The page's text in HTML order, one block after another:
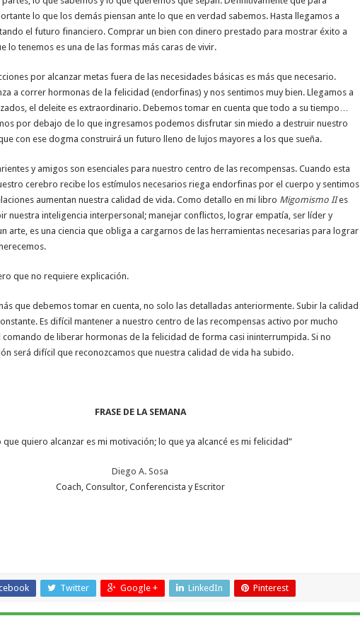
lo que los demás piensan ante lo que en verdad sabemos. Hasta llegamos a
el futuro financiero. Comprar un bien con dinero prestado para mostrar éxito a
lo tenemos es una de las formas más caras de vivir.
por alcanzar metas fuera de las necesidades básicas es más que necesario.
a correr hormonas de la felicidad (endorfinas) y nos sentimos muy bien. Llegamos a
el deleite es extraordinario. Debemos tomar en cuenta que todo a su tiempo…
por debajo de lo que ingresamos podemos disfrutar sin miedo a destruir nuestro
con ese dogma construirá un futuro lleno de lujos mayores a los que sueña.
y amigos son esenciales para nuestro centro de las recompensas. Cuando esta
cerebro recibe los estímulos necesarios riega endorfinas por el cuerpo y sentimos
aumentan nuestra calidad de vida. Como detallo en mi libro Migomismo IIes
nuestra inteligencia interpersonal; manejar conflictos, lograr empatía, ser líder y
arte, es una ciencia que obliga a cargarnos de las herramientas necesarias para lograr
que no requiere explicación.
que debemos tomar en cuenta, no solo las detalladas anteriormente. Subir la calidad
Es difícil mantener a nuestro centro de las recompensas activo por mucho
de liberar hormonas de la felicidad de forma casi ininterrumpida. Si no
será difícil que reconozcamos que nuestra calidad de vida ha subido.
FRASE DE LA SEMANA
que quiero alcanzar es mi motivación; lo que ya alcancé es mi felicidad”
Diego A. Sosa
Coach, Consultor, Conferencista y Escritor
Twitter Google + LinkedIn Pinterest